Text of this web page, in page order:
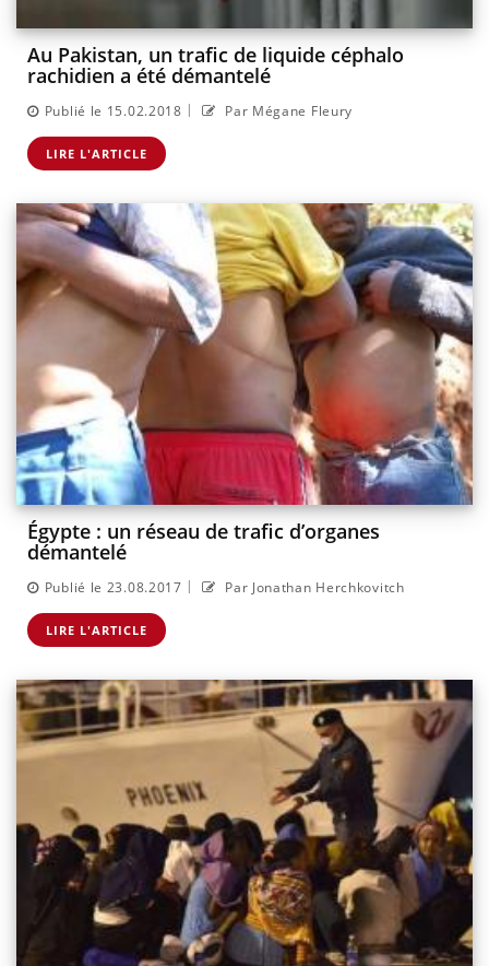
Au Pakistan, un trafic de liquide céphalo
rachidien a été démantelé
Publié le 15.02.2018 | Par Mégane Fleury
LIRE L'ARTICLE
Égypte : un réseau de trafic d’organes
démantelé
Publié le 23.08.2017 | Par Jonathan Herchkovitch
LIRE L'ARTICLE